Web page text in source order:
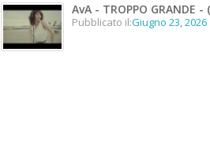
AvA - TROPPO GRANDE
Pubblicato il:Giugno 23, 2026